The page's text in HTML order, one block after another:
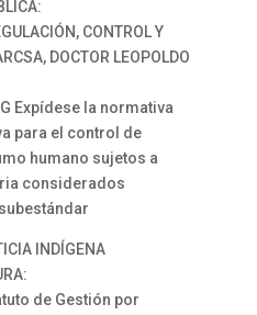
CONTROL Y
DOCTOR LEOPOLDO
Expídese la normativa
para el control de
humano sujetos a
considerados
INDÍGENA
de Gestión por